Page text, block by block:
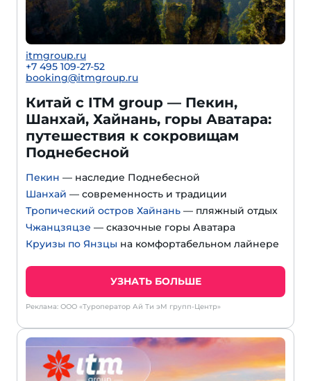
itmgroup.ru
+7 495 109-27-52
booking@itmgroup.ru
Китай с ITM group — Пекин,
Шанхай, Хайнань, горы Аватара:
путешествия к сокровищам
Поднебесной
Пекин — наследие Поднебесной
Шанхай — современность и традиции
Тропический остров Хайнань — пляжный отдых
Чжанцзяцзе — сказочные горы Аватара
Круизы по Янзцы на комфортабельном лайнере
УЗНАТЬ БОЛЬШЕ
Реклама: ООО «Туроператор Ай Ти эМ групп-Центр»